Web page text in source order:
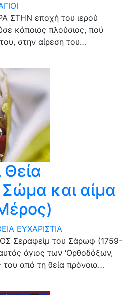
ΣΤΗΝ εποχή του ιερού
κάποιος πλούσιος, πού
στην αίρεση του…
Σώμα και αίμα
ΕΥΧΑΡΙΣΤΊΑ
Σεραφείμ του Σάρωφ (1759-
άγιος των ‘Ορθοδόξων,
από τη θεία πρόνοια…